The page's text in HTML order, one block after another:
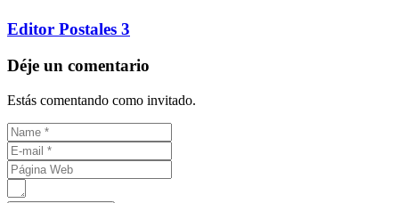
Editor Postales 3
Déje un comentario
Estás comentando como invitado.